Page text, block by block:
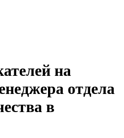
на
отдела
в